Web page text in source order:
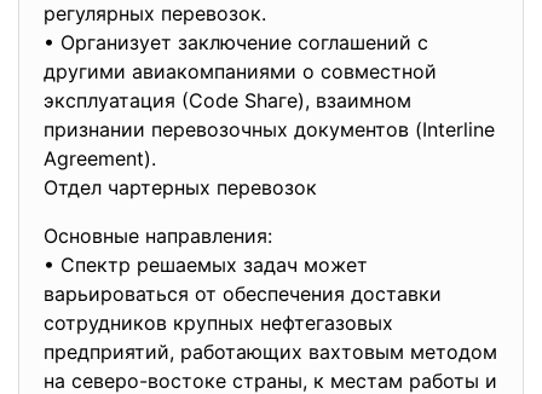
регулярных перевозок.
• Организует заключение соглашений с
другими авиакомпаниями о совместной
эксплуатация (Соde Shаге), взаимном
признании перевозочных документов (Interline
Аgreement).
Отдел чартерных перевозок
Основные направления:
• Спектр решаемых задач может
варьироваться от обеспечения доставки
сотрудников крупных нефтегазовых
предприятий, работающих вахтовым методом
на северо-востоке страны, к местам работы и